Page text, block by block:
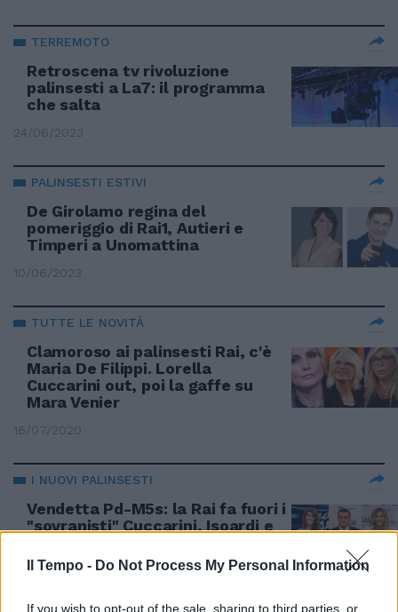
Il Tempo - Do Not Process My Personal Information
If you wish to opt-out of the sale, sharing to third parties, or
TERREMOTO
Retroscena tv rivoluzione
palinsesti a La7: il programma
che salta
24/06/2023
PALINSESTI ESTIVI
De Girolamo regina del
pomeriggio di Rai1, Autieri e
Timperi a Unomattina
10/06/2023
TUTTE LE NOVITÀ
Clamoroso ai palinsesti Rai, c'è
Maria De Filippi. Lorella
Cuccarini out, poi la gaffe su
Mara Venier
16/07/2020
I NUOVI PALINSESTI
Vendetta Pd-M5s: la Rai fa fuori i
"sovranisti" Cuccarini, Isoardi e
16/06/2020